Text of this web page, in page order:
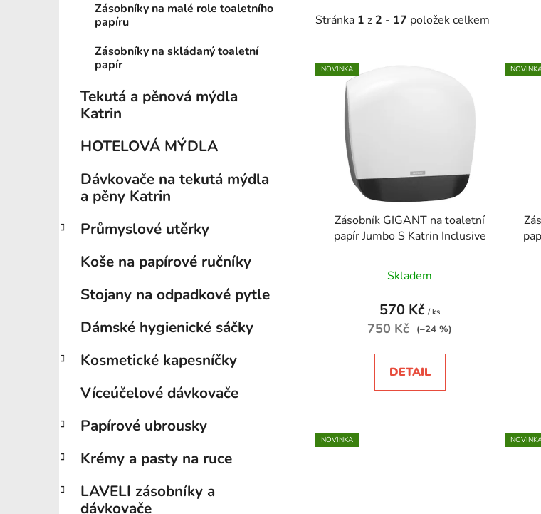
Zásobníky na malé role toaletního
papíru
Zásobníky na skládaný toaletní
papír
Tekutá a pěnová mýdla
Katrin
HOTELOVÁ MÝDLA
Dávkovače na tekutá mýdla
a pěny Katrin
Průmyslové utěrky
Koše na papírové ručníky
Stojany na odpadkové pytle
Dámské hygienické sáčky
Kosmetické kapesníčky
Víceúčelové dávkovače
Papírové ubrousky
Krémy a pasty na ruce
LAVELI zásobníky a
dávkovače
Stránka 1 z 2 - 17 položek celkem
V
ý
NOVINKA
Zásobník GIGANT na toaletní
papír Jumbo S Katrin Inclusive
Skladem
570 Kč/ ks
750 Kč (–24 %)
DETAIL
NOVINKA